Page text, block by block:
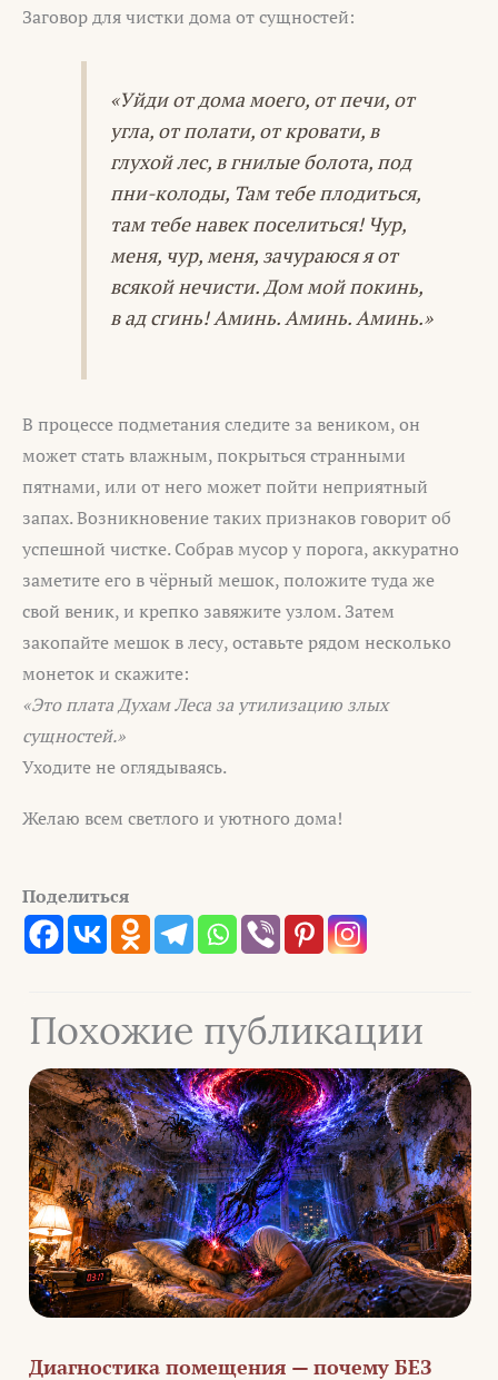
Заговор для чистки дома от сущностей:
«Уйди от дома моего, от печи, от
угла, от полати, от кровати, в
глухой лес, в гнилые болота, под
пни-колоды, Там тебе плодиться,
там тебе навек поселиться! Чур,
меня, чур, меня, зачураюся я от
всякой нечисти. Дом мой покинь,
в ад сгинь! Аминь. Аминь. Аминь.»
В процессе подметания следите за веником, он
может стать влажным, покрыться странными
пятнами, или от него может пойти неприятный
запах. Возникновение таких признаков говорит об
успешной чистке. Собрав мусор у порога, аккуратно
заметите его в чёрный мешок, положите туда же
свой веник, и крепко завяжите узлом. Затем
закопайте мешок в лесу, оставьте рядом несколько
монеток и скажите:
«Это плата Духам Леса за утилизацию злых
сущностей.»
Уходите не оглядываясь.
Желаю всем светлого и уютного дома!
Поделиться
Похожие публикации
Диагностика помещения — почему БЕЗ